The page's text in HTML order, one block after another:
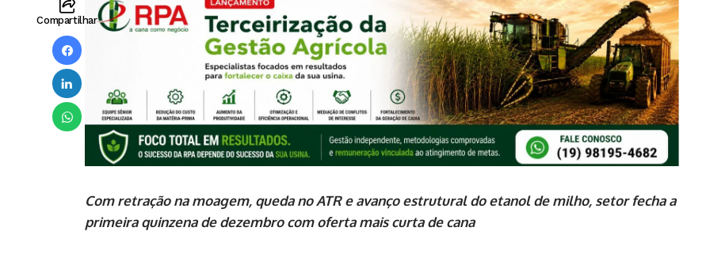
Compartilhar
Com retração na moagem, queda no ATR e avanço estrutural do etanol de milho, setor fecha a
primeira quinzena de dezembro com oferta mais curta de cana